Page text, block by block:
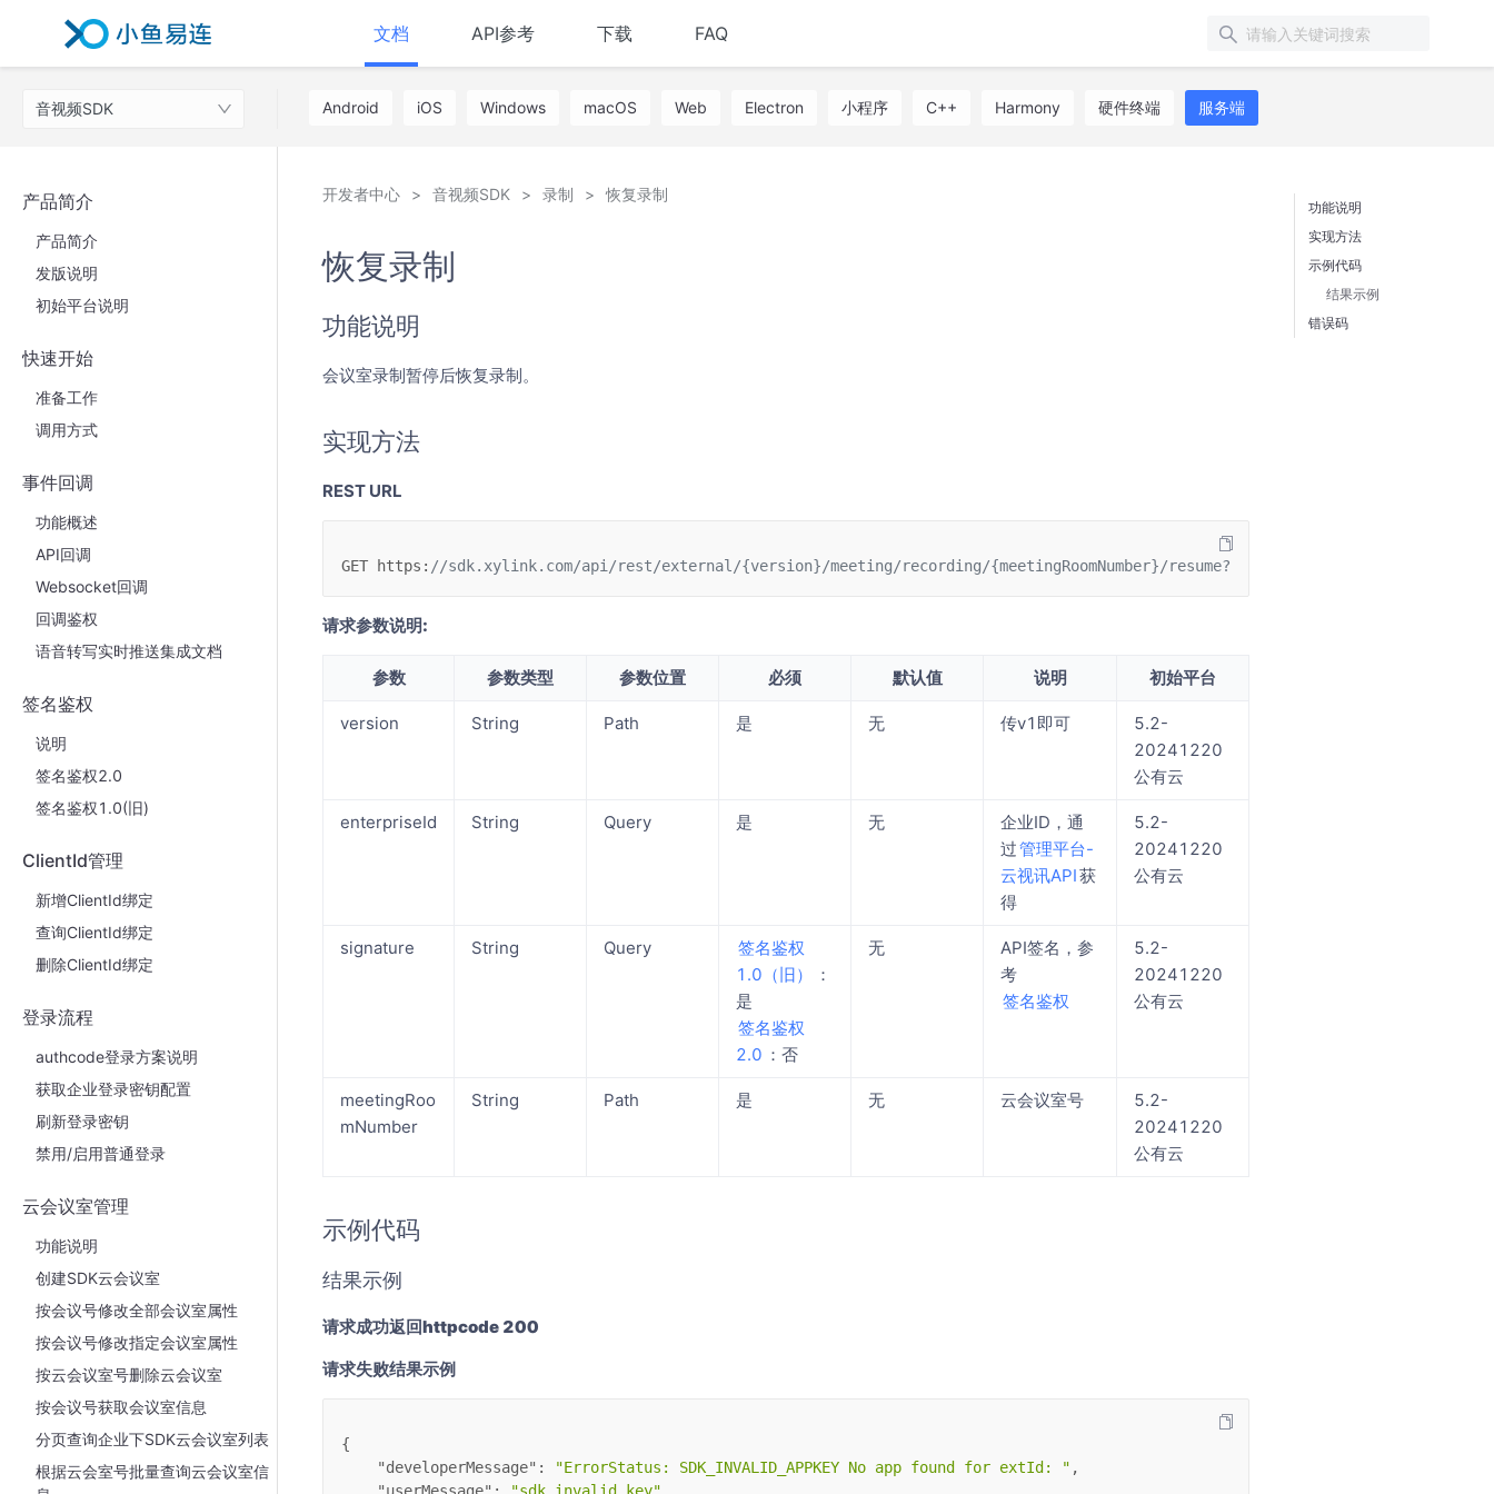
文档 API参考 下载 FAQ
音视频SDK Android iOS Windows macOS Web Electron 小程序 C++ Harmony 硬件终端 服务端
产品简介
产品简介
发版说明
初始平台说明
快速开始
准备工作
调用方式
事件回调
功能概述
API回调
Websocket回调
回调鉴权
语音转写实时推送集成文档
签名鉴权
说明
签名鉴权2.0
签名鉴权1.0(旧)
ClientId管理
新增ClientId绑定
查询ClientId绑定
删除ClientId绑定
登录流程
authcode登录方案说明
获取企业登录密钥配置
刷新登录密钥
禁用/启用普通登录
云会议室管理
功能说明
创建SDK云会议室
按会议号修改全部会议室属性
按会议号修改指定会议室属性
按云会议室号删除云会议室
按会议号获取会议室信息
分页查询企业下SDK云会议室列表
根据云会室号批量查询云会议室信
功能说明
实现方法
示例代码
结果示例
错误码
开发者中心 音视频SDK 录制 恢复录制
恢复录制
功能说明
会议室录制暂停后恢复录制。
实现方法
REST URL
GET https : //sdk.xylink.com/api/rest/external/{version}/meeting/recording/{meetingRoomNumber}/
请求参数说明:
参数 参数类型 参数位置 必须 默认值 说明 初始平台
version String Path 是 无 传v1即可
5.2-
20241220
公有云
enterpriseId String Query 是 无
企业ID，通
过管理平台-
云视讯API获
得
5.2-
20241220
公有云
signature String Query
签名鉴权
1.0（旧）
：
是
签名鉴权
2.0 ：否
无
API签名，参
考
签名鉴权
5.2-
20241220
公有云
meetingRoo
mNumber
String Path 是 无 云会议室号
5.2-
20241220
公有云
示例代码
结果示例
请求成功返回httpcode 200
请求失败结果示例
{
"developerMessage" : "ErrorStatus: SDK_INVALID_APPKEY No app found for extId: " ,